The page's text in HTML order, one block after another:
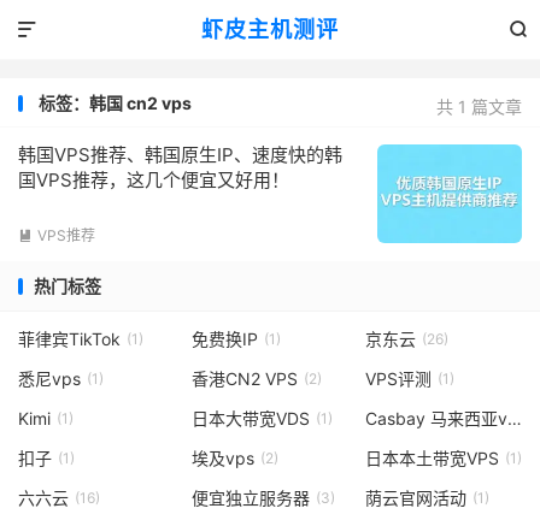
虾皮主机测评 

共 1 篇文章
标签：韩国 cn2 vps
韩国VPS推荐、韩国原生IP、速度快的韩
国VPS推荐，这几个便宜又好用！
 VPS推荐
热门标签
菲律宾TikTok (1) 免费换IP (1) 京东云 (26)
悉尼vps (1) 香港CN2 VPS (2) VPS评测 (1)
Kimi (1) 日本大带宽VDS (1) Casbay 马来西亚vps
扣子 (1) 埃及vps (2) 日本本土带宽VPS (1)
六六云 (16) 便宜独立服务器 (3) 荫云官网活动 (1)